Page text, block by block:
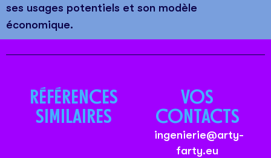
ses usages potentiels et son modèle
économique.
RÉFÉRENCES
SIMILAIRES
VOS
CONTACTS
ingenierie@arty-
farty.eu